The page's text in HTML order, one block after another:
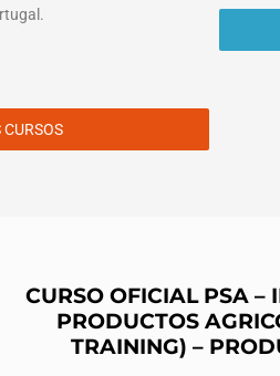
CURSO OFICIAL PSA
PRODUCTOS
TRAINING) –